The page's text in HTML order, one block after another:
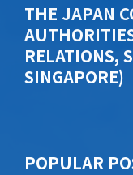
THE JAPAN
RELATIONS,
SINGAPORE)
POPU​​LAR